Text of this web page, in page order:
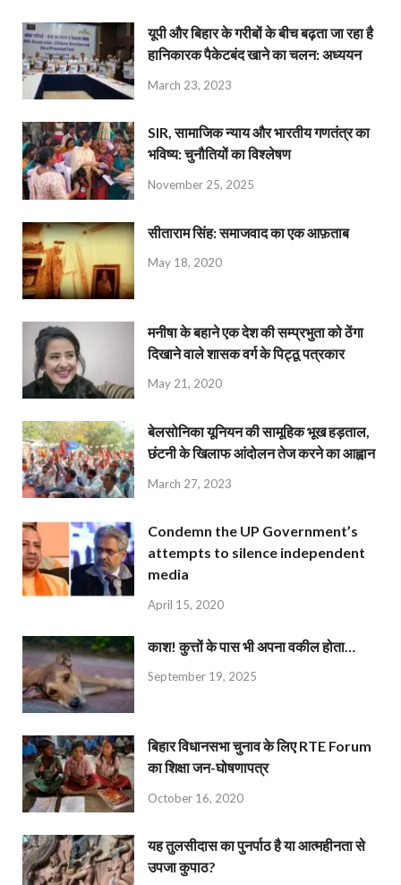
यूपी और बिहार के गरीबों के बीच बढ़ता जा रहा है
हानिकारक पैकेटबंद खाने का चलन: अध्ययन
March 23, 2023
SIR, सामाजिक न्याय और भारतीय गणतंत्र का
भविष्य: चुनौतियों का विश्लेषण
November 25, 2025
सीताराम सिंह: समाजवाद का एक आफ़ताब
May 18, 2020
मनीषा के बहाने एक देश की सम्प्रभुता को ठेंगा
दिखाने वाले शासक वर्ग के पिट्ठू पत्रकार
May 21, 2020
बेलसोनिका यूनियन की सामूहिक भूख हड़ताल,
छंटनी के खिलाफ आंदोलन तेज करने का आह्वान
March 27, 2023
Condemn the UP Government’s
attempts to silence independent
media
April 15, 2020
काश! कुत्तों के पास भी अपना वकील होता…
September 19, 2025
बिहार विधानसभा चुनाव के लिए RTE Forum
का शिक्षा जन-घोषणापत्र
October 16, 2020
यह तुलसीदास का पुनर्पाठ है या आत्महीनता से
उपजा कुपाठ?